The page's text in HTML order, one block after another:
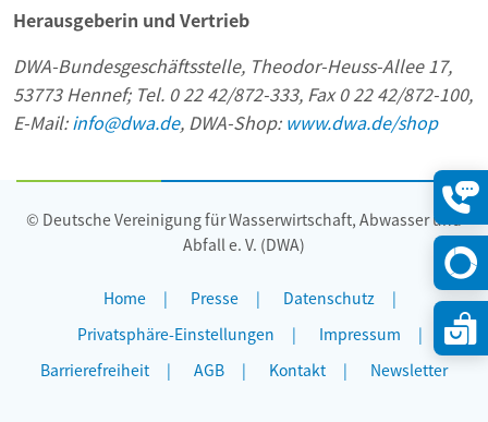
Herausgeberin und Vertrieb
DWA-Bundesgeschäftsstelle, Theodor-Heuss-Allee 17,
53773 Hennef; Tel. 0 22 42/872-333, Fax 0 22 42/872-100,
E-Mail:info@dwa.de, DWA-Shop: www.dwa.de/shop
© Deutsche Vereinigung für Wasserwirtschaft, Abwasser und
Abfall e. V. (DWA)
Home Presse
Datenschutz
Privatsphäre-Einstellungen
Impressum
Barrierefreiheit
AGB Kontakt Newsletter